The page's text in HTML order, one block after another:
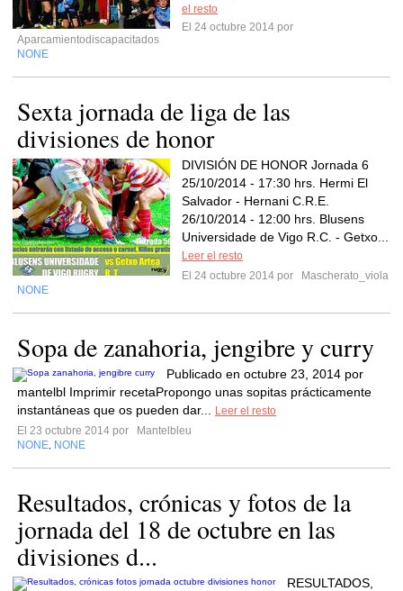
el resto
El 24 octubre 2014 por
Aparcamientodiscapacitados
NONE
Sexta jornada de liga de las
divisiones de honor
DIVISIÓN DE HONOR Jornada 6
25/10/2014 - 17:30 hrs. Hermi El
Salvador - Hernani C.R.E.
26/10/2014 - 12:00 hrs. Blusens
Universidade de Vigo R.C. - Getxo...
Leer el resto
El 24 octubre 2014 por
Mascherato_viola
NONE
Sopa de zanahoria, jengibre y curry
Publicado en octubre 23, 2014 por
mantelbl Imprimir recetaPropongo unas sopitas prácticamente
instantáneas que os pueden dar...
Leer el resto
El 23 octubre 2014 por
Mantelbleu
NONE NONE
Resultados, crónicas y fotos de la
jornada del 18 de octubre en las
divisiones d...
RESULTADOS,